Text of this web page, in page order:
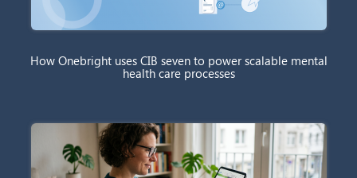
How Onebright uses CIB seven to power scalable mental
health care processes